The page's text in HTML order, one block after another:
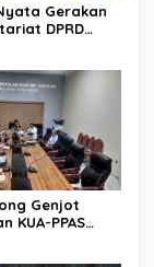
Gerakan
DPRD
Genjot
KUA-PPAS